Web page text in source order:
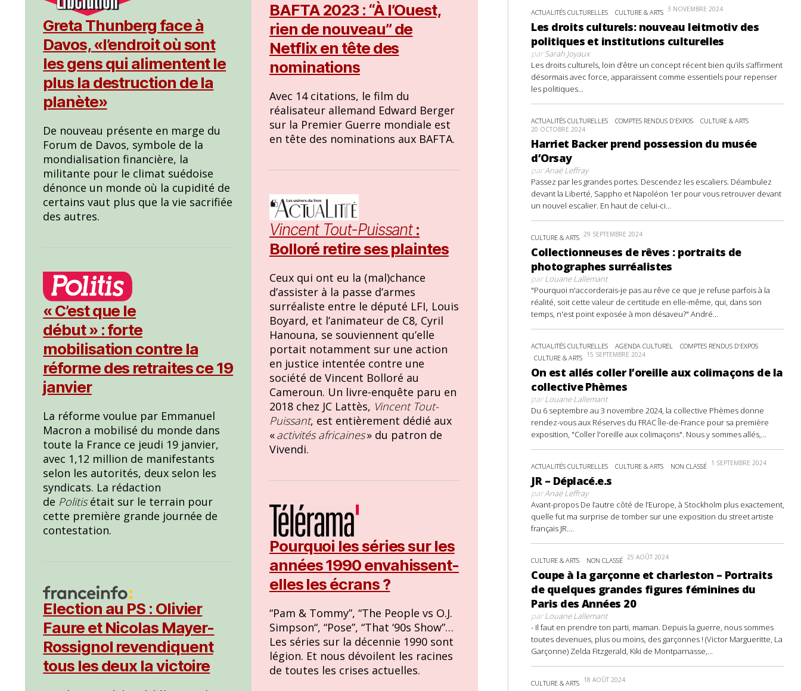
Greta Thunberg face à
Davos, «l’endroit où sont
les gens qui alimentent le
plus la destruction de la
planète»
De nouveau présente en marge du
Forum de Davos, symbole de la
mondialisation financière, la
militante pour le climat suédoise
dénonce un monde où la cupidité de
certains vaut plus que la vie sacrifiée
des autres.
« C’est que le
début » : forte
mobilisation contre la
réforme des retraites ce 19
janvier
La réforme voulue par Emmanuel
Macron a mobilisé du monde dans
toute la France ce jeudi 19 janvier,
avec 1,12 million de manifestants
selon les autorités, deux selon les
syndicats. La rédaction
de Politisétait sur le terrain pour
cette première grande journée de
contestation.
Election au PS : Olivier
Faure et Nicolas Mayer-
Rossignol revendiquent
tous les deux la victoire
BAFTA 2023 : “À l’Ouest,
rien de nouveau” de
Netflix en tête des
nominations
Avec 14 citations, le film du
réalisateur allemand Edward Berger
sur la Premier Guerre mondiale est
en tête des nominations aux BAFTA.
Vincent Tout-Puissant:
Bolloré retire ses plaintes
Ceux qui ont eu la (mal)chance
d’assister à la passe d’armes
surréaliste entre le député LFI, Louis
Boyard, et l’animateur de C8, Cyril
Hanouna, se souviennent qu’elle
portait notamment sur une action
en justice intentée contre une
société de Vincent Bolloré au
Cameroun. Un livre-enquête paru en
2018 chez JC Lattès, Vincent Tout-
Puissant, est entièrement dédié aux
«activités africaines» du patron de
Vivendi.
Pourquoi les séries sur les
années 1990 envahissent-
elles les écrans ?
“Pam & Tommy”, “The People vs O.J.
Simpson“, “Pose”, “That ‘90s Show”…
Les séries sur la décennie 1990 sont
légion. Et nous dévoilent les racines
de toutes les crises actuelles.
ACTUALITÉS CULTURELLES CULTURE & ARTS 3 NOVEMBRE 2024
Les droits culturels: nouveau leitmotiv des
politiques et institutions culturelles
parSarah Joyaux
Les droits culturels, loin d’être un concept récent bien qu’ils s’affirment
désormais avec force, apparaissent comme essentiels pour repenser
les politiques...
ACTUALITÉS CULTURELLES COMPTES RENDUS D'EXPOS CULTURE & ARTS
20 OCTOBRE 2024
Harriet Backer prend possession du musée
d’Orsay
parAnaë Leffray
Passez par les grandes portes. Descendez les escaliers. Déambulez
devant la Liberté, Sappho et Napoléon 1er pour vous retrouver devant
un nouvel escalier. En haut de celui-ci...
CULTURE & ARTS 29 SEPTEMBRE 2024
Collectionneuses de rêves : portraits de
photographes surréalistes
parLouane Lallemant
"Pourquoi n'accorderais-je pas au rêve ce que je refuse parfois à la
réalité, soit cette valeur de certitude en elle-même, qui, dans son
temps, n'est point exposée à mon désaveu?" André...
ACTUALITÉS CULTURELLES AGENDA CULTUREL
COMPTES RENDUS D'EXPOS
CULTURE & ARTS 15 SEPTEMBRE 2024
On est allés coller l’oreille aux colimaçons de la
collective Phèmes
parLouane Lallemant
Du 6 septembre au 3 novembre 2024, la collective Phèmes donne
rendez-vous aux Réserves du FRAC Île-de-France pour sa première
exposition, "Coller l'oreille aux colimaçons". Nous y sommes allés,...
ACTUALITÉS CULTURELLES CULTURE & ARTS NON CLASSÉ 1 SEPTEMBRE 2024
JR – Déplacé.e.s
parAnaë Leffray
Avant-propos De l’autre côté de l’Europe, à Stockholm plus exactement,
quelle fut ma surprise de tomber sur une exposition du street artiste
français JR....
CULTURE & ARTS NON CLASSÉ 25 AOÛT 2024
Coupe à la garçonne et charleston – Portraits
de quelques grandes figures féminines du
Paris des Années 20
parLouane Lallemant
- Il faut en prendre ton parti, maman. Depuis la guerre, nous sommes
toutes devenues, plus ou moins, des garçonnes ! (Victor Margueritte, La
Garçonne) Zelda Fitzgerald, Kiki de Montparnasse,...
CULTURE & ARTS 18 AOÛT 2024